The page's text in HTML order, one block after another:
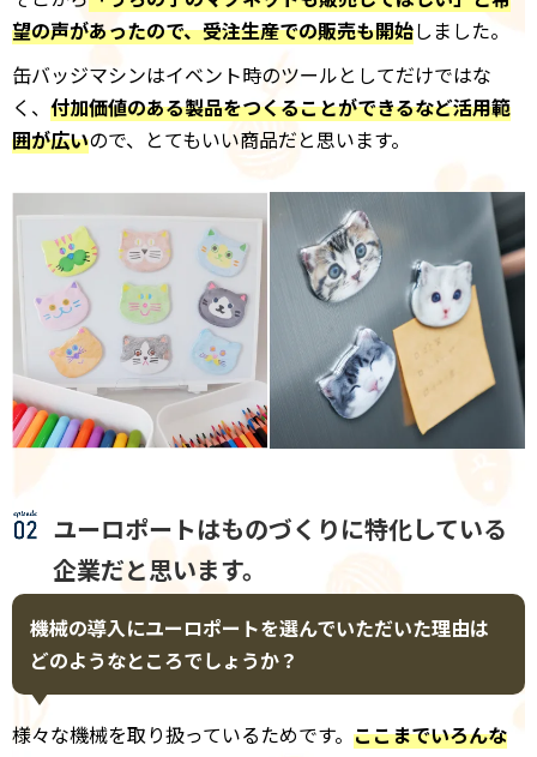
望の声があったので、受注生産での販売も開始しました。
缶バッジマシンはイベント時のツールとしてだけではな
く、 付加価値のある製品をつくることができるなど活用範
囲が広いので、とてもいい商品だと思います。
ユーロポートはものづくりに特化している
企業だと思います。
機械の導入にユーロポートを選んでいただいた理由は
どのようなところでしょうか？
様々な機械を取り扱っているためです。 ここまでいろんな